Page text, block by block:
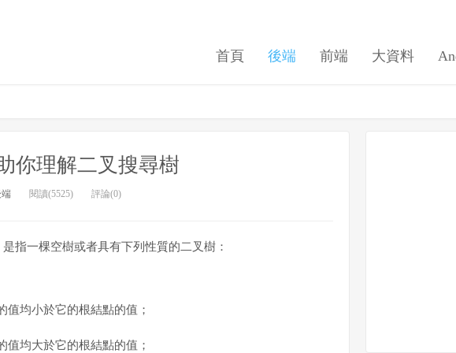
首頁 後端 前端 大資料
你理解二叉搜尋樹
閱讀(5525) 評論(0)
指一棵空樹或者具有下列性質的二叉樹：
均小於它的根結點的值；
均大於它的根結點的值；